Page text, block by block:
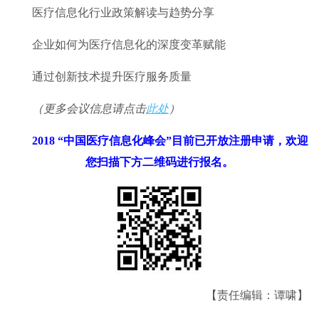
医疗信息化行业政策解读与趋势分享
企业如何为医疗信息化的深度变革赋能
通过创新技术提升医疗服务质量
（更多会议信息请点击此处 ）
2018 “中国医疗信息化峰会”目前已开放注册申请，欢迎
您扫描下方二维码进行报名。
【责任编辑：谭啸】